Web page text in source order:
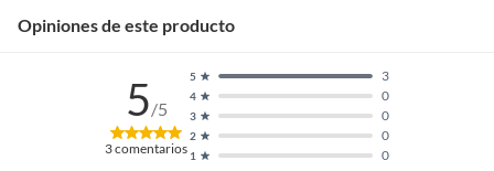
Opiniones de este producto
5/5
3comentarios 1 0
2 0
3 0
4 0
5 3